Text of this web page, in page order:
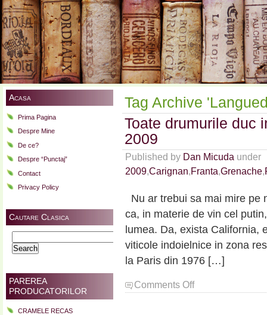
Acasa
Prima Pagina
Despre Mine
De ce?
Despre “Punctaj”
Contact
Privacy Policy
Cautare Clasica
for:
PAREREA
PRODUCATORILOR
CRAMELE RECAS
Tag Archive
Toate drumurile duc
2009
Published by Dan Micuda under
2009,Carignan,Franta,Grenache,
Nu ar trebui sa mai mire pe
ca, in materie de vin cel
lumea. Da, exista California,
viticole indoielnice in zona
la Paris din 1976 […]
Comments Offon
Toate